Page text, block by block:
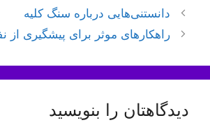
ناوبری
نوشته‌ها
دانستنی‌هایی درباره سنگ کلیه
راهکار‌های موثر برای پیشگیری از
دیدگاهتان را بنویسید